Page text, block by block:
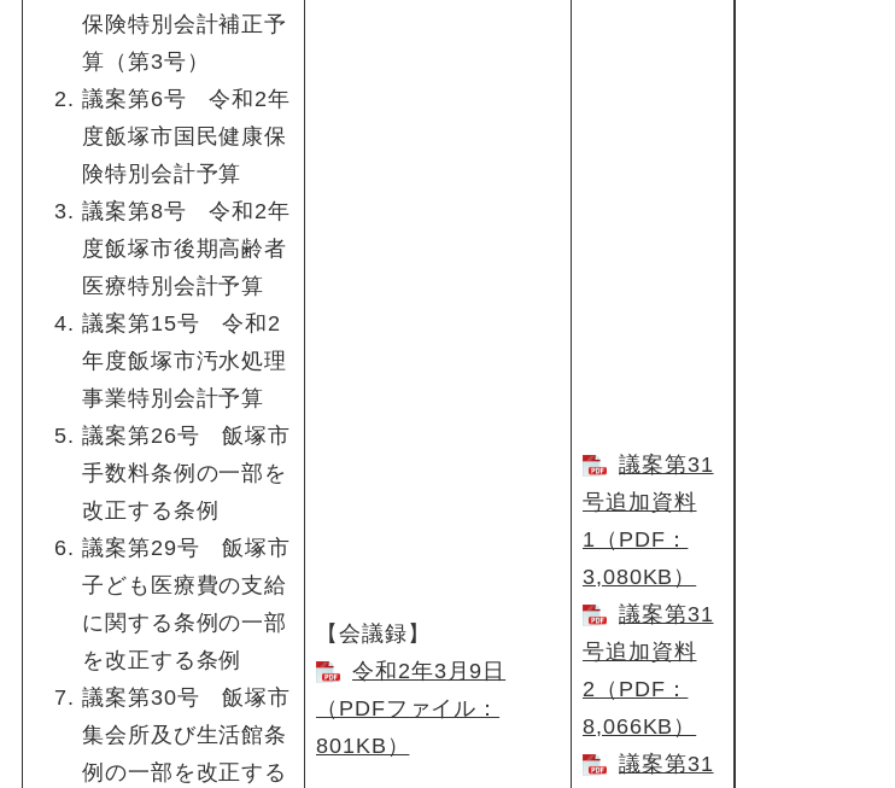
保険特別会計補正予
算（第3号）
議案第6号 令和2年
度飯塚市国民健康保
険特別会計予算
議案第8号 令和2年
度飯塚市後期高齢者
医療特別会計予算
議案第15号 令和2
年度飯塚市汚水処理
事業特別会計予算
議案第26号 飯塚市
手数料条例の一部を
改正する条例
議案第29号 飯塚市
子ども医療費の支給
に関する条例の一部
を改正する条例
議案第30号 飯塚市
集会所及び生活館条
例の一部を改正する
【会議録】
令和2年3月9日
（PDFファイル：
801KB）
議案第31
号追加資料
1（PDF：
3,080KB）
議案第31
号追加資料
2（PDF：
8,066KB）
議案第31